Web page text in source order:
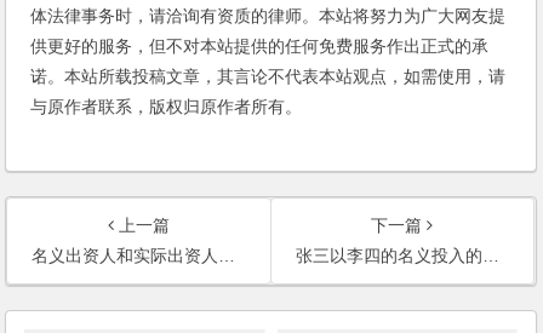
体法律事务时，请洽询有资质的律师。本站将努力为广大网友提
供更好的服务，但不对本站提供的任何免费服务作出正式的承
诺。本站所载投稿文章，其言论不代表本站观点，如需使用，请
与原作者联系，版权归原作者所有。
上一篇
名义出资人和实际出资人的责任如何划分？双方签订的协议是否可以对抗第三人？
下一篇
张三以李四的名义投入的投资款，没有签订任何协议，能要回投资款吗？